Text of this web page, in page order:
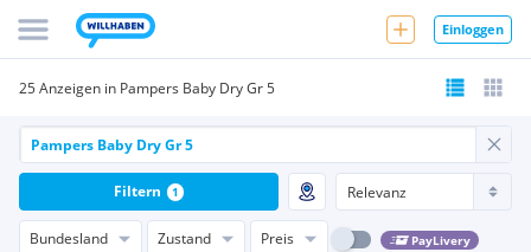
Einloggen
25 Anzeigen in Pampers Baby Dry Gr 5
Bundesland Zustand Preis PayLivery
Filtern 1